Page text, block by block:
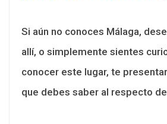
Si aún no conoces Málaga,
allí, o simplemente sientes
conocer este lugar, te
que debes saber al respecto